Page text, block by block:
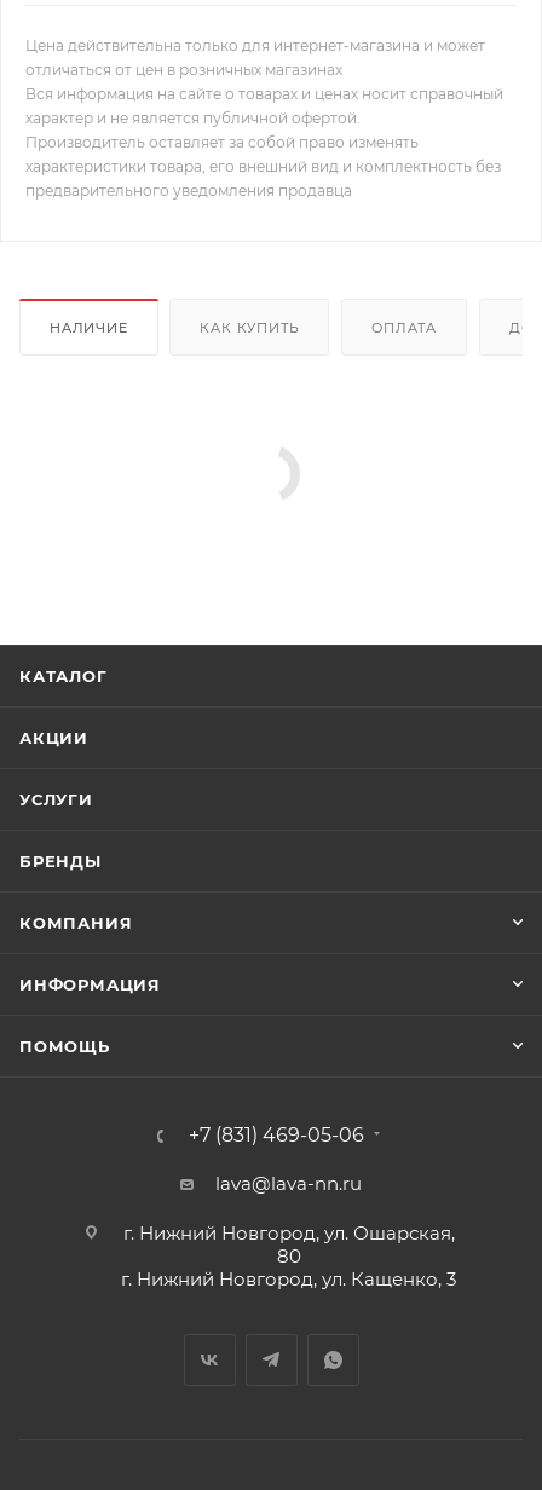
Цена действительна только для интернет-магазина и может
отличаться от цен в розничных магазинах
Вся информация на сайте о товарах и ценах носит справочный
характер и не является публичной офертой.
Производитель оставляет за собой право изменять
характеристики товара, его внешний вид и комплектность без
предварительного уведомления продавца
НАЛИЧИЕ КАК КУПИТЬ ОПЛАТА
КАТАЛОГ
АКЦИИ
УСЛУГИ
БРЕНДЫ
КОМПАНИЯ
ИНФОРМАЦИЯ
ПОМОЩЬ
+7 (831) 469-05-06
lava@lava-nn.ru
г. Нижний Новгород, ул. Ошарская,
80
г. Нижний Новгород, ул. Кащенко, 3